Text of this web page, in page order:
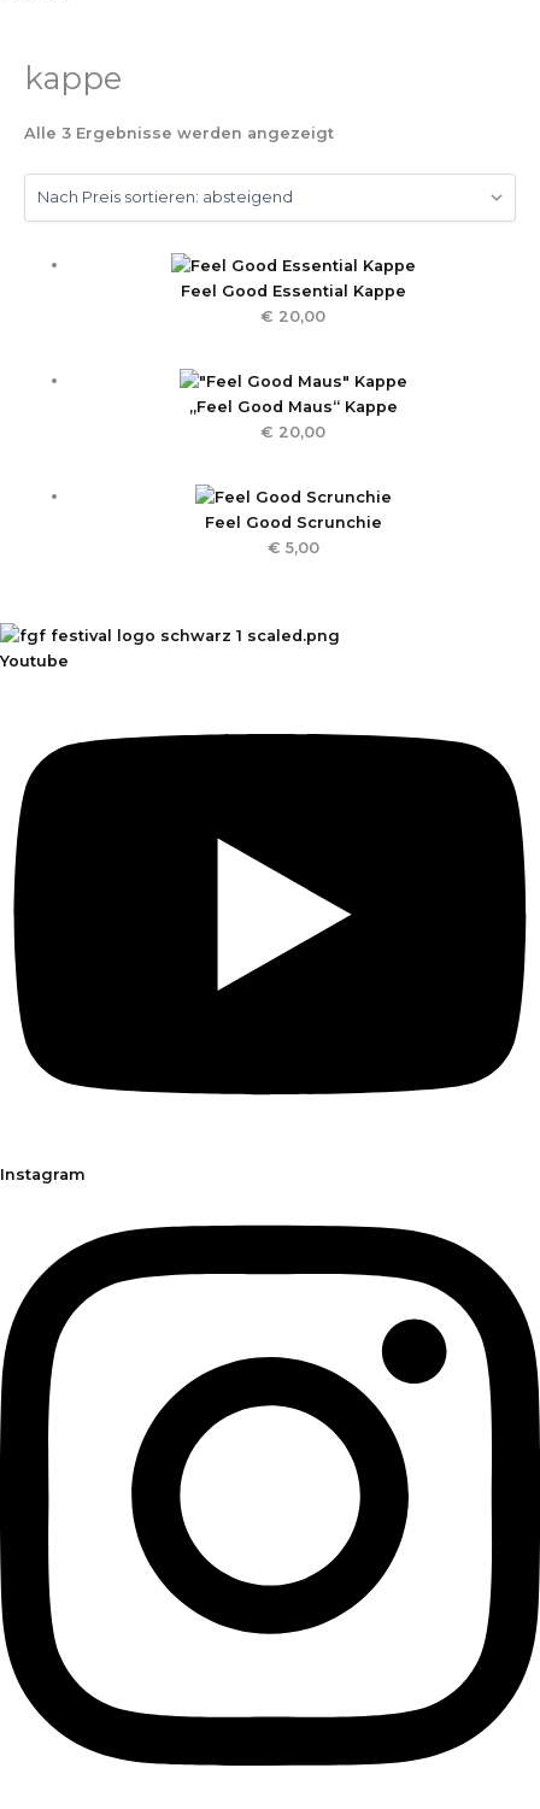
kappe
Alle 3 Ergebnisse werden angezeigt
Feel Good Essential Kappe
€ 20,00
„Feel Good Maus“ Kappe
€ 20,00
Feel Good Scrunchie
€ 5,00
Youtube
Instagram